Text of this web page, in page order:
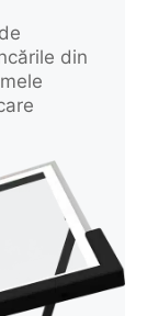
din